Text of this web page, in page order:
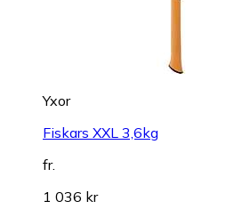
Yxor
Fiskars XXL 3,6kg
fr.
1 036 kr